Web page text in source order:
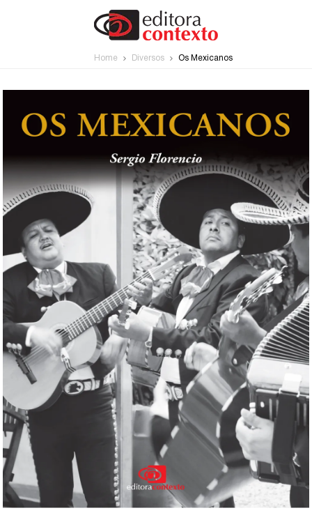
Home Diversos Os Mexicanos